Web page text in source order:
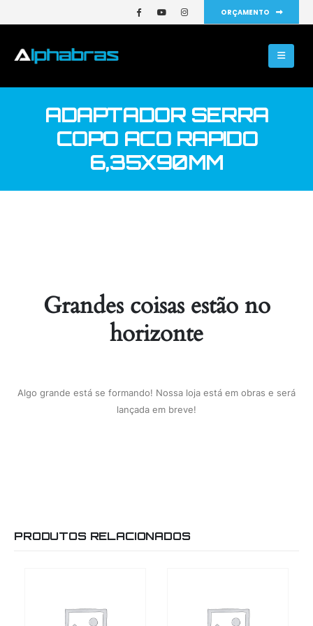
ORÇAMENTO
ADAPTADOR SERRA
COPO ACO RAPIDO
6,35X90MM
Grandes coisas estão no
horizonte
Algo grande está se formando! Nossa loja está em obras e será
lançada em breve!
PRODUTOS RELACIONADOS